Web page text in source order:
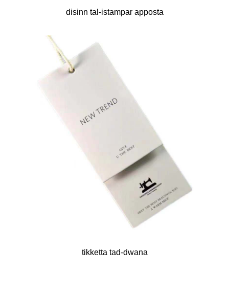
disinn tal-istampar apposta
tikketta tad-dwana